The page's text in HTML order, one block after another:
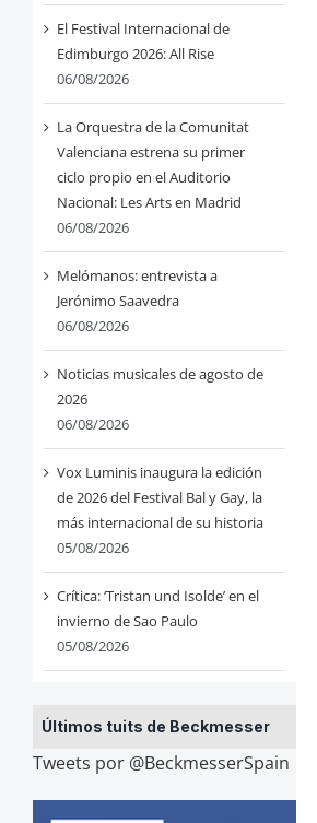
El Festival Internacional de
Edimburgo 2026: All Rise
06/08/2026
La Orquestra de la Comunitat
Valenciana estrena su primer
ciclo propio en el Auditorio
Nacional: Les Arts en Madrid
06/08/2026
Melómanos: entrevista a
Jerónimo Saavedra
06/08/2026
Noticias musicales de agosto de
2026
06/08/2026
Vox Luminis inaugura la edición
de 2026 del Festival Bal y Gay, la
más internacional de su historia
05/08/2026
Crítica: ‘Tristan und Isolde’ en el
invierno de Sao Paulo
05/08/2026
Últimos tuits de Beckmesser
Tweets por @BeckmesserSpain